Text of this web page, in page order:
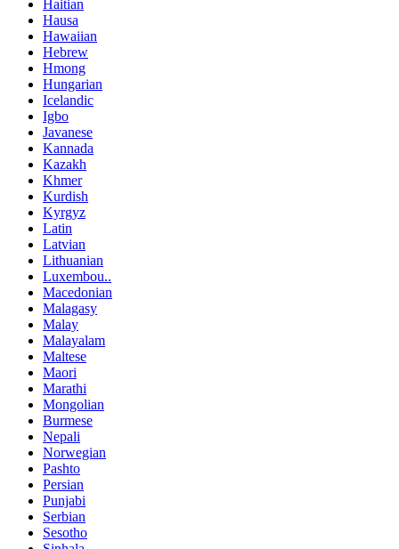
Haitian
Hausa
Hawaiian
Hebrew
Hmong
Hungarian
Icelandic
Igbo
Javanese
Kannada
Kazakh
Khmer
Kurdish
Kyrgyz
Latin
Latvian
Lithuanian
Luxembou..
Macedonian
Malagasy
Malay
Malayalam
Maltese
Maori
Marathi
Mongolian
Burmese
Nepali
Norwegian
Pashto
Persian
Punjabi
Serbian
Sesotho